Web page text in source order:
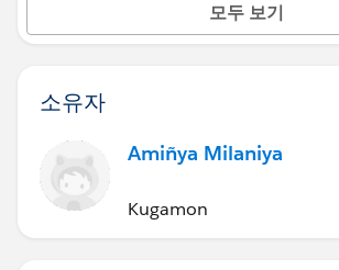
모두 보기
소유자
Amiñya Milaniya
Kugamon